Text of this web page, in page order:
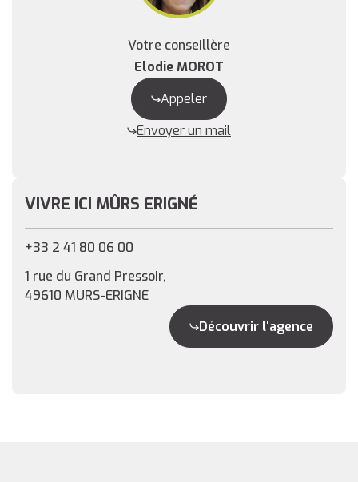
Votre conseillère
Elodie MOROT
Appeler
Envoyer un mail
VIVRE ICI MÛRS ERIGNÉ
+33 2 41 80 06 00
1 rue du Grand Pressoir,
49610 MURS-ERIGNE
Découvrir l'agence